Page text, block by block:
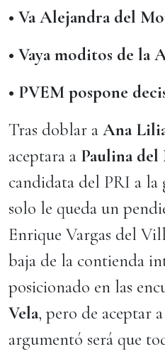
• Va Alejandra del
• Vaya moditos de la
• PVEM pospone
Tras doblar a Ana
aceptara a Paulina del
candidata del PRI a la
solo le queda un
Enrique Vargas del
baja de la contienda
posicionado en las
Vela, pero de aceptar
argumentó será que